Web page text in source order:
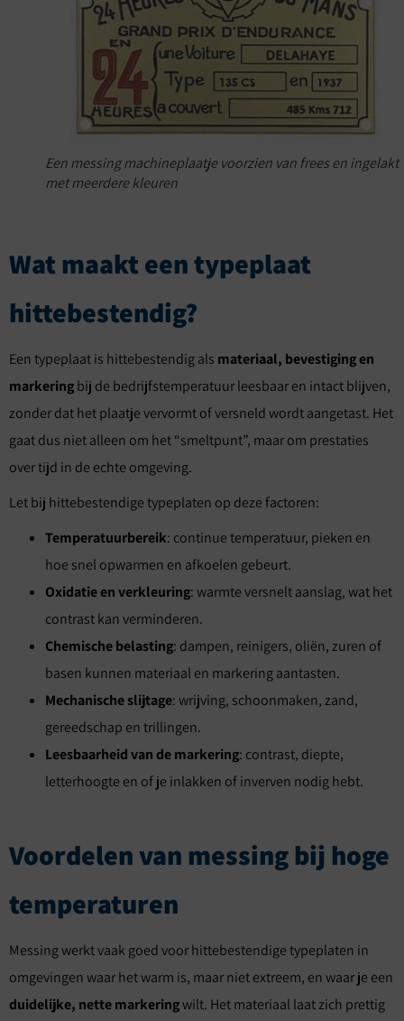
Een messing machineplaatje voorzien van frees en ingelakt
met meerdere kleuren
Wat maakt een typeplaat
hittebestendig?
Een typeplaat is hittebestendig als materiaal, bevestiging en
markeringbij de bedrijfstemperatuur leesbaar en intact blijven,
zonder dat het plaatje vervormt of versneld wordt aangetast. Het
gaat dus niet alleen om het “smeltpunt”, maar om prestaties
over tijd in de echte omgeving.
Let bij hittebestendige typeplaten op deze factoren:
Temperatuurbereik: continue temperatuur, pieken en
hoe snel opwarmen en afkoelen gebeurt.
Oxidatie en verkleuring: warmte versnelt aanslag, wat het
contrast kan verminderen.
Chemische belasting: dampen, reinigers, oliën, zuren of
basen kunnen materiaal en markering aantasten.
Mechanische slijtage: wrijving, schoonmaken, zand,
gereedschap en trillingen.
Leesbaarheid van de markering: contrast, diepte,
letterhoogte en of je inlakken of inverven nodig hebt.
Voordelen van messing bij hoge
temperaturen
Messing werkt vaak goed voor hittebestendige typeplaten in
omgevingen waar het warm is, maar niet extreem, en waar je een
duidelijke, nette markeringwilt. Het materiaal laat zich prettig